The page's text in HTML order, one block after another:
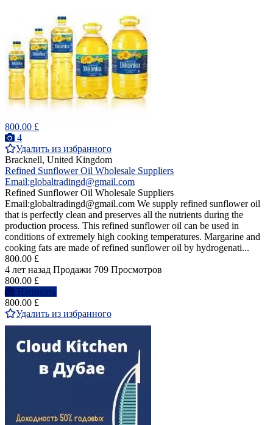
800.00 £
4
Удалить из избранного
Bracknell, United Kingdom
Refined Sunflower Oil Wholesale Suppliers
Email:globaltradingd@gmail.com
Refined Sunflower Oil Wholesale Suppliers
Email:globaltradingd@gmail.com We supply refined sunflower oil
that is perfectly clean and preserves all the nutrients during the
production process. This refined sunflower oil can be used in
conditions of extremely high cooking temperatures. Margarine and
cooking fats are made of refined sunflower oil by hydrogenati...
800.00 £
4 лет назад Продажи 709 Просмотров
800.00 £
Написать
800.00 £
Удалить из избранного